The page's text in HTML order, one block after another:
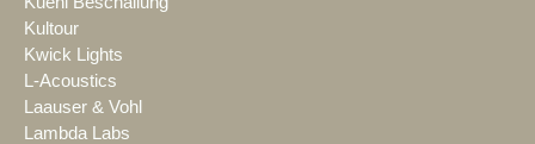
Kultour
Kwick Lights
L-Acoustics
Laauser & Vohl
Lambda Labs